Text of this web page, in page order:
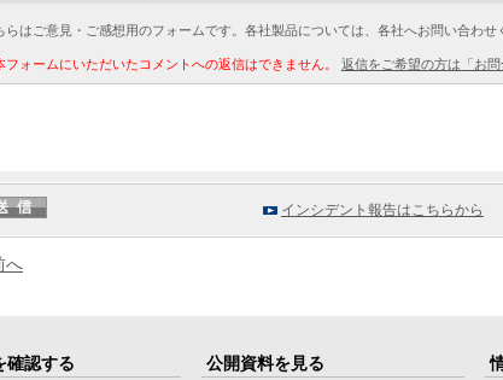
らはご意見・ご感想用のフォームです。各社製品については、各社へお問い合わせ
ォームにいただいたコメントへの返信はできません。 返信をご希望の方は「お問
インシデント報告はこちらから
へ
確認する 公開資料を見る